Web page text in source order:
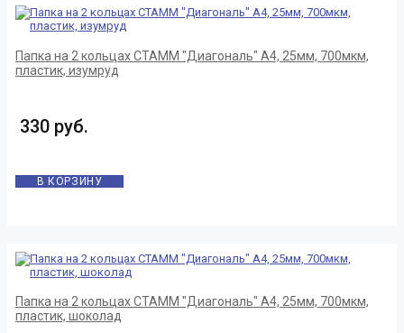
Папка на 2 кольцах СТАММ "Диагональ" А4, 25мм, 700мкм,
пластик, изумруд
330 руб.
В КОРЗИНУ
Папка на 2 кольцах СТАММ "Диагональ" А4, 25мм, 700мкм,
пластик, шоколад